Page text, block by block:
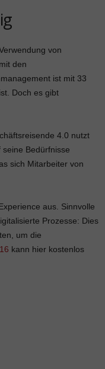
von
den
ist mit 33
Doch es gibt
4.0 nutzt
Bedürfnisse
sich Mitarbeiter von
aus. Sinnvolle
Prozesse: Dies
um die
kann hier kostenlos